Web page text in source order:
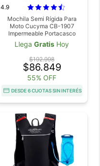
4.9
Mochila Semi Rígida Para
Moto Cucyma CB-1907
Impermeable Portacasco
Llega Gratis Hoy
$192.998
$86.849
55% OFF
DESDE 6 CUOTAS SIN INTERÉS